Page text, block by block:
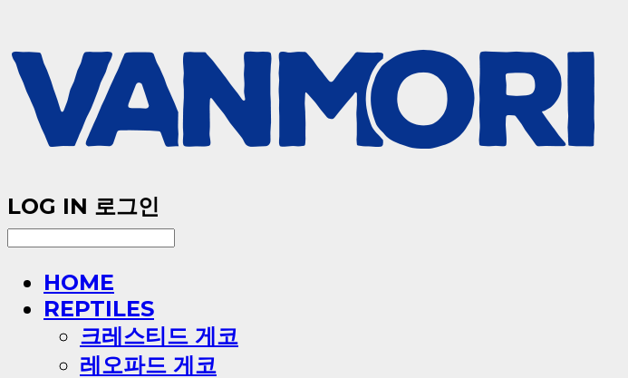
LOG IN 로그인
HOME
REPTILES
크레스티드 게코
레오파드 게코